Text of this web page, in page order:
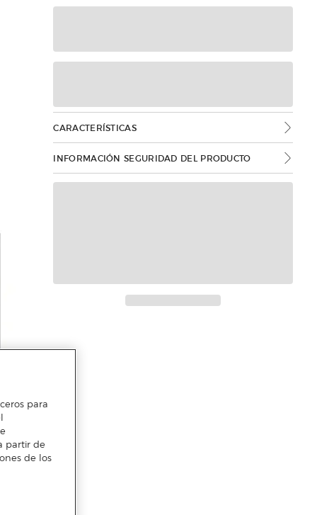
CARACTERÍSTICAS
INFORMACIÓN SEGURIDAD DEL PRODUCTO
para
partir de
de los